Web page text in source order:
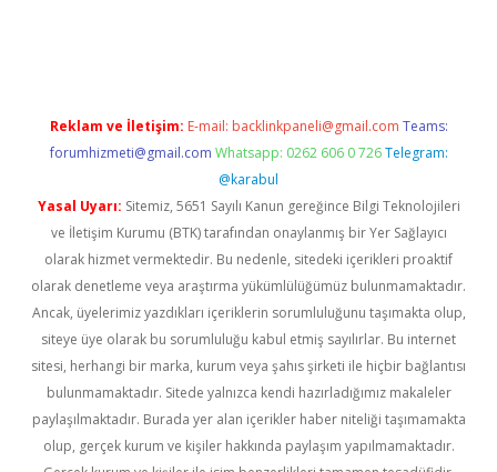
Reklam ve İletişim: E-mail: backlinkpaneli@gmail.com Teams:
forumhizmeti@gmail.com Whatsapp: 0262 606 0 726 Telegram:
@karabul
Yasal Uyarı: Sitemiz, 5651 Sayılı Kanun gereğince Bilgi Teknolojileri
ve İletişim Kurumu (BTK) tarafından onaylanmış bir Yer Sağlayıcı
olarak hizmet vermektedir. Bu nedenle, sitedeki içerikleri proaktif
olarak denetleme veya araştırma yükümlülüğümüz bulunmamaktadır.
Ancak, üyelerimiz yazdıkları içeriklerin sorumluluğunu taşımakta olup,
siteye üye olarak bu sorumluluğu kabul etmiş sayılırlar. Bu internet
sitesi, herhangi bir marka, kurum veya şahıs şirketi ile hiçbir bağlantısı
bulunmamaktadır. Sitede yalnızca kendi hazırladığımız makaleler
paylaşılmaktadır. Burada yer alan içerikler haber niteliği taşımamakta
olup, gerçek kurum ve kişiler hakkında paylaşım yapılmamaktadır.